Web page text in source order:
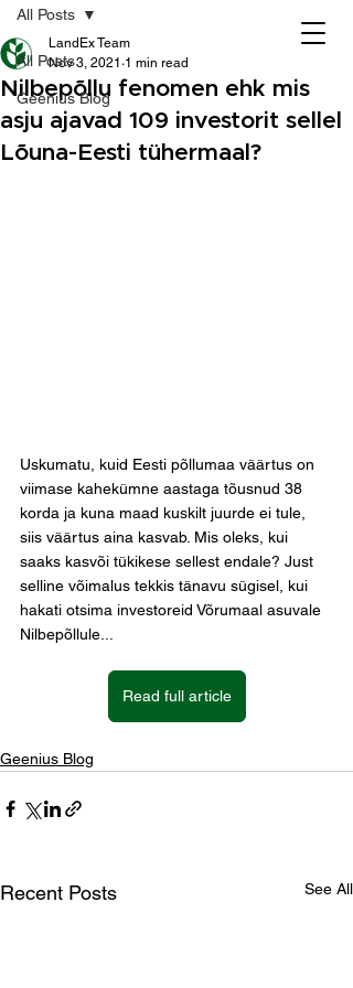
All Posts
Geenius Blog
All Posts
Nilbepõllu fenomen ehk mis
asju ajavad 109 investorit sellel
Lõuna-Eesti tühermaal?
LandEx Team
Nov 3, 2021 1 min read
Uskumatu, kuid Eesti põllumaa väärtus on
viimase kahekümne aastaga tõusnud 38
korda ja kuna maad kuskilt juurde ei tule,
siis väärtus aina kasvab. Mis oleks, kui
saaks kasvõi tükikese sellest endale? Just
selline võimalus tekkis tänavu sügisel, kui
hakati otsima investoreid Võrumaal asuvale
Nilbepõllule...
Read full article
Geenius Blog
Recent Posts See All